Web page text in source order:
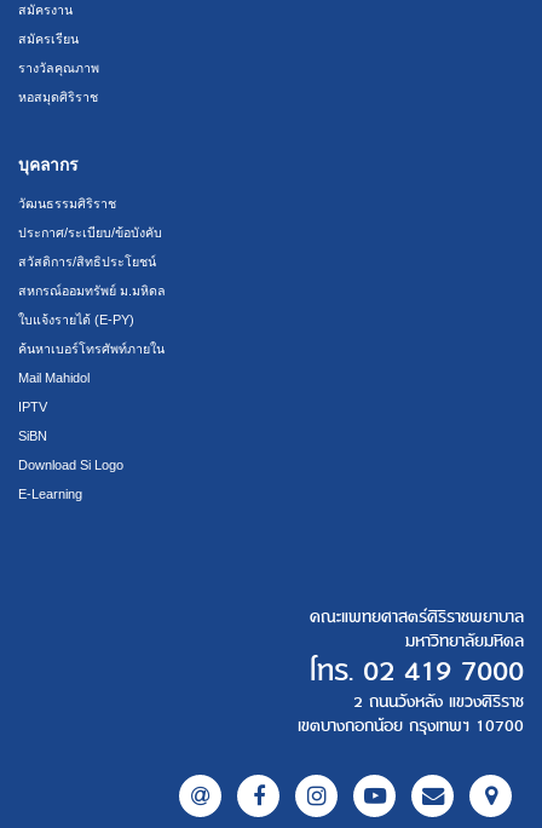
สมัครงาน
สมัครเรียน
รางวัลคุณภาพ
หอสมุดศิริราช
บุคลากร
วัฒนธรรมศิริราช
ประกาศ/ระเบียบ/ข้อบังคับ
สวัสดิการ/สิทธิประโยชน์
สหกรณ์ออมทรัพย์ ม.มหิดล
ใบแจ้งรายได้ (E-PY)
ค้นหาเบอร์โทรศัพท์ภายใน
Mail Mahidol
IPTV
SiBN
Download Si Logo
E-Learning
คณะแพทยศาสตร์ศิริราชพยาบาล
มหาวิทยาลัยมหิดล
โทร. 02 419 7000
2 ถนนวังหลัง แขวงศิริราช
เขตบางกอกน้อย กรุงเทพฯ 10700